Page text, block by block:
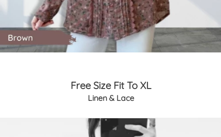
Free Size Fit To XL
Linen & Lace